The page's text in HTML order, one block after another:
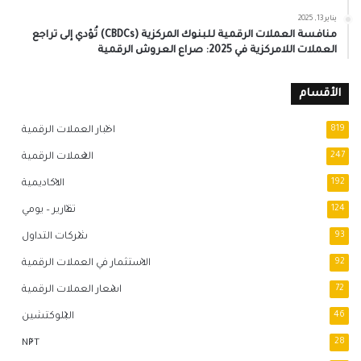
يناير 13, 2025
منافسة العملات الرقمية للبنوك المركزية (CBDCs) تُؤدي إلى تراجع
العملات اللامركزية في 2025: صراع العروش الرقمية
الأقسام
اخبار العملات الرقمية 819
العملات الرقمية 247
الاكاديمية 192
تقارير – يومي 124
شركات التداول 93
الاستثمار في العملات الرقمية 92
اسعار العملات الرقمية 72
البلوكتشين 46
NFT 28